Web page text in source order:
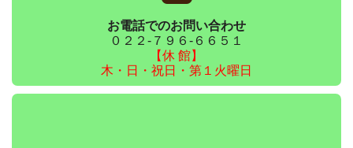
お電話でのお問い合わせ
０２２-７９６-６６５１
【休 館】
木・日・祝日・第１火曜日